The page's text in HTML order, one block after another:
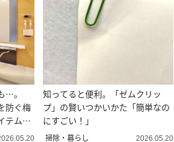
…。
防ぐ梅
テムが
知ってると便利。「ゼムクリッ
プ」の賢いつかいかた「簡単なの
にすごい！」
掃除・暮らし 2026.05.20